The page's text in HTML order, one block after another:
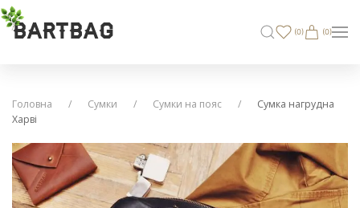
BARTBAG (0) (0)
Головна Сумки Сумки на пояс
Сумка нагрудна
Харві